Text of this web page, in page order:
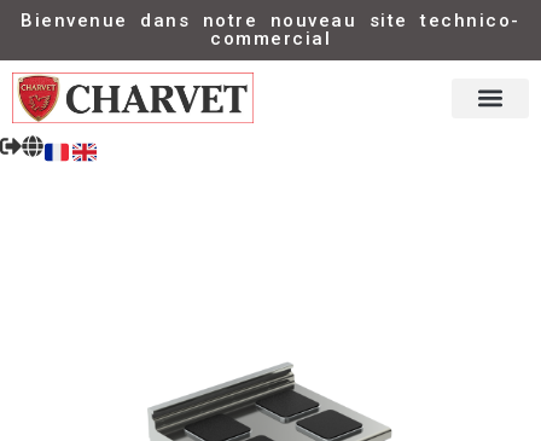
Bienvenue dans notre nouveau site technico-
commercial